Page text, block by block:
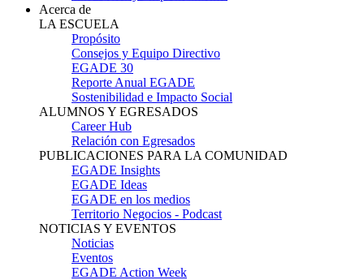
Acerca de
LA ESCUELA
Propósito
Consejos y Equipo Directivo
EGADE 30
Reporte Anual EGADE
Sostenibilidad e Impacto Social
ALUMNOS Y EGRESADOS
Career Hub
Relación con Egresados
PUBLICACIONES PARA LA COMUNIDAD
EGADE Insights
EGADE Ideas
EGADE en los medios
Territorio Negocios - Podcast
NOTICIAS Y EVENTOS
Noticias
Eventos
EGADE Action Week